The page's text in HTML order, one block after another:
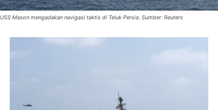
USS Mason mengadakan navigasi taktis di Teluk Persia. Sumber: Reuters